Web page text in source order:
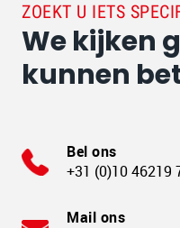
ZOEKT U IETS
We kijken
kunnen
Bel ons
+31 (0)10 46219
Mail ons